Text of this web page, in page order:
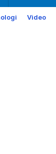
Video